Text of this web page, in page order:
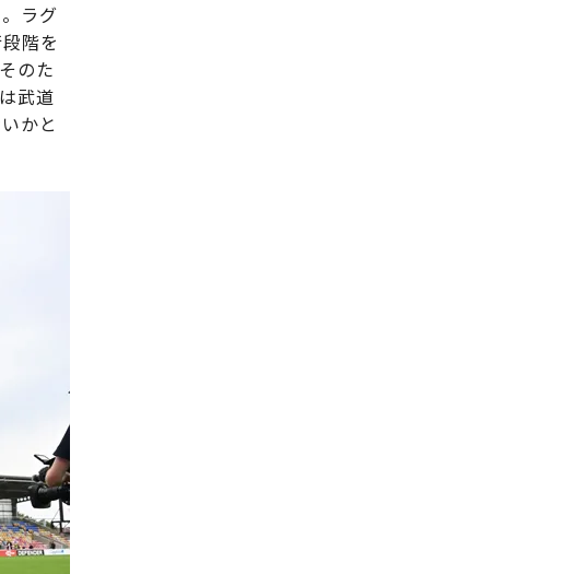
ラグ
階を
のた
武道
かと